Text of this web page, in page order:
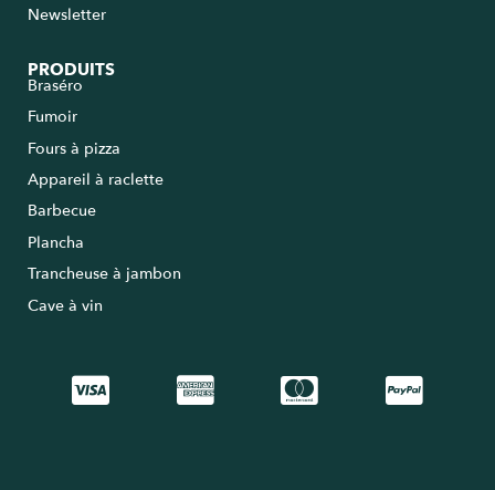
Newsletter
PRODUITS
Braséro
Fumoir
Fours à pizza
Appareil à raclette
Barbecue
Plancha
Trancheuse à jambon
Cave à vin